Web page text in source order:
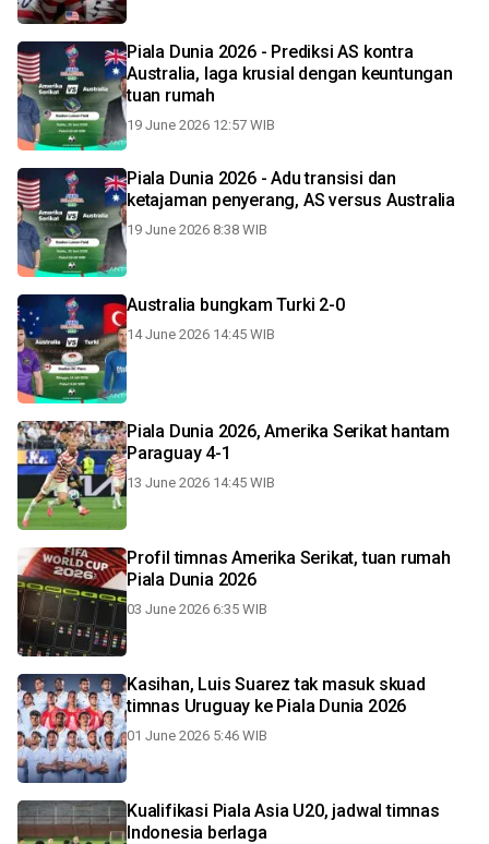
Piala Dunia 2026 - Prediksi AS kontra
Australia, laga krusial dengan keuntungan
tuan rumah
19 June 2026 12:57 WIB
Piala Dunia 2026 - Adu transisi dan
ketajaman penyerang, AS versus Australia
19 June 2026 8:38 WIB
Australia bungkam Turki 2-0
14 June 2026 14:45 WIB
Piala Dunia 2026, Amerika Serikat hantam
Paraguay 4-1
13 June 2026 14:45 WIB
Profil timnas Amerika Serikat, tuan rumah
Piala Dunia 2026
03 June 2026 6:35 WIB
Kasihan, Luis Suarez tak masuk skuad
timnas Uruguay ke Piala Dunia 2026
01 June 2026 5:46 WIB
Kualifikasi Piala Asia U20, jadwal timnas
Indonesia berlaga